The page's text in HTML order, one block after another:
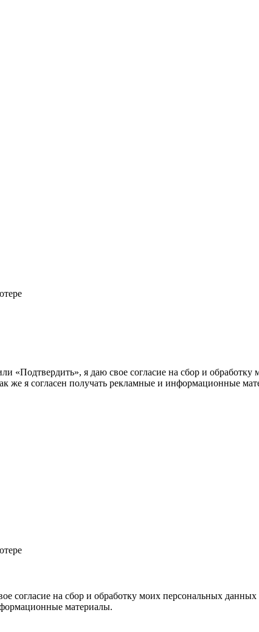
«Подтвердить», я даю свое согласие на сбор и обработку
же я согласен получать рекламные и информационные
согласие на сбор и обработку моих персональных данных
материалы.